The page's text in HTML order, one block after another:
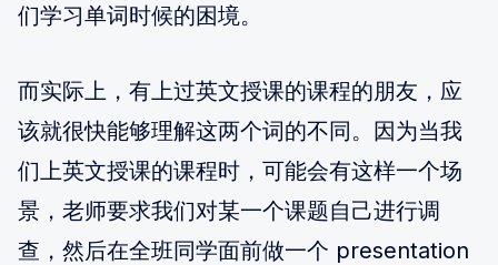
们学习单词时候的困境。
而实际上，有上过英文授课的课程的朋友，应
该就很快能够理解这两个词的不同。因为当我
们上英文授课的课程时，可能会有这样一个场
景，老师要求我们对某一个课题自己进行调
查，然后在全班同学面前做一个 presentation